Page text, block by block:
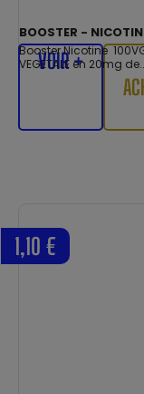
BOOSTER -
Booster Nicotine
VEGETALE en 20mg
VOIR +
1,10 €